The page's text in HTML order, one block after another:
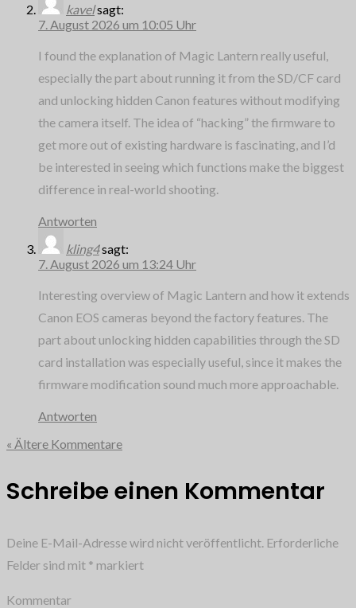
kavelsagt:
7. August 2026 um 10:05 Uhr
I found the explanation of Magic Lantern really useful,
especially the part about running it from the SD/CF card
and unlocking hidden Canon features without modifying
the camera itself. The idea of “hacking” the firmware to
get more out of existing hardware is fascinating, and I’d
be interested in seeing which functions make the biggest
difference in real-world shooting.
Antworten
kling4sagt:
7. August 2026 um 13:24 Uhr
Interesting overview of Magic Lantern and how it extends
Canon EOS cameras beyond the factory features. The
part about unlocking hidden capabilities through the SD
card installation was especially useful, since it makes the
firmware modification sound much more approachable.
Antworten
« Ältere Kommentare
Schreibe einen Kommentar
Deine E-Mail-Adresse wird nicht veröffentlicht. Erforderliche
Felder sind mit * markiert
Kommentar